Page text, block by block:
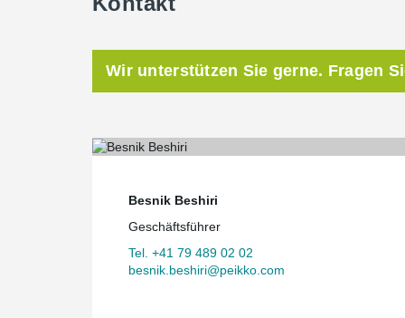
Wir unterstützen Sie gerne. Fragen
Besnik Beshiri
Geschäftsführer
Tel. +41 79 489 02 02
besnik.beshiri@peikko.com